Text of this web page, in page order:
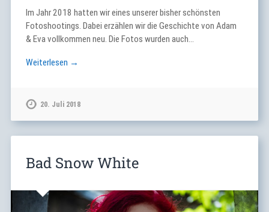
Im Jahr 2018 hatten wir eines unserer bisher schönsten
Fotoshootings. Dabei erzählen wir die Geschichte von Adam
& Eva vollkommen neu. Die Fotos wurden auch…
Weiterlesen →
20. Juli 2018
Bad Snow White